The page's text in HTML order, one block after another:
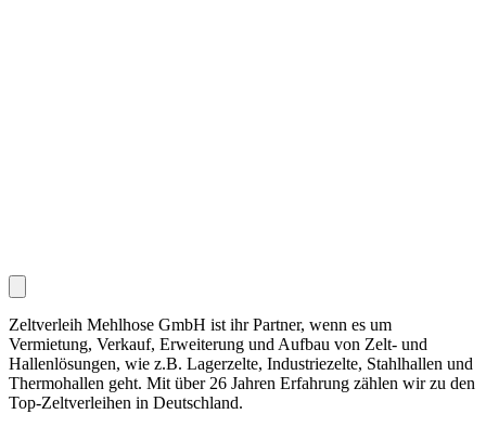
Zeltverleih Mehlhose GmbH ist ihr Partner, wenn es um
Vermietung, Verkauf, Erweiterung und Aufbau von Zelt- und
Hallenlösungen, wie z.B. Lagerzelte, Industriezelte, Stahlhallen und
Thermohallen geht. Mit über 26 Jahren Erfahrung zählen wir zu den
Top-Zeltverleihen in Deutschland.